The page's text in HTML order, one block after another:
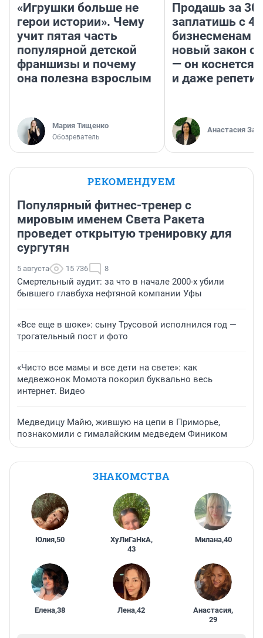
«Игрушки больше не
герои истории». Чему
учит пятая часть
популярной детской
франшизы и почему
она полезна взрослым
Мария Тищенко
Обозреватель
Продашь за
заплатишь с
бизнесменам
новый закон о
— он коснется
и даже
Анастасия
РЕКОМЕНДУЕМ
Популярный фитнес-тренер с
мировым именем Света Ракета
проведет открытую тренировку для
сургутян
5 августа 15 736 8
Смертельный аудит: за что в начале 2000-х убили
бывшего главбуха нефтяной компании Уфы
«Все еще в шоке»: сыну Трусовой исполнился год —
трогательный пост и фото
«Чисто все мамы и все дети на свете»: как
медвежонок Момота покорил буквально весь
интернет. Видео
Медведицу Майю, жившую на цепи в Приморье,
познакомили с гималайским медведем Фиником
ЗНАКОМСТВА
Юлия,50 ХуЛиГаНкА,
43
Милана,40
Елена,38 Лена,42 Анастасия,
29